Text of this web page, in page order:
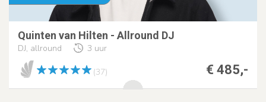
Quinten van Hilten - Allround DJ
DJ, allround 3 uur
€ 485,-
(37)